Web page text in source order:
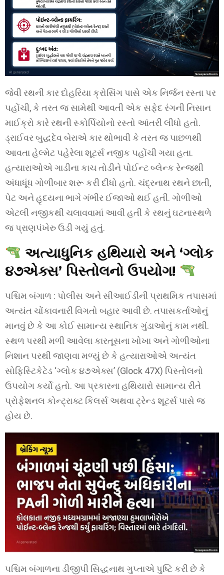
જેવી રથની કાર દોહરિયા ક્રોસિંગ પાસે એક નિર્જન રસ્તા પર
પહોંચી, કે તરત જ સામેથી આવતી એક સફેદ રંગની નિસાન
માઈક્રો કારે રથની સ્કોર્પિયોનો રસ્તો આંતરી લીધો હતો.
ડ્રાઈવર બુદ્ધદેવ બેરાએ કાર થોભાવી કે તરત જ પાછળથી
આવતા હેલ્મેટ પહેરેલા શૂટર્સ નજીક પહોંચી ગયા હતા.
હત્યારાઓએ ગાડીના કાચ તોડીને પોઈન્ટ બ્લેન્ક રેન્જથી
અંધાધૂંધ ગોળીબાર શરૂ કરી દીધો હતો. ચંદ્રનાથ રથને છાતી,
પેટ અને હૃદયના ભાગે ગંભીર ઈજાઓ થઈ હતી. ગોળીઓ
એટલી નજીકથી ચલાવવામાં આવી હતી કે રથનું ઘટનાસ્થળે
જ પ્રાણપંખેરુ ઉડી ગયું હતું.
અત્યાધુનિક હથિયારો અને ‘ગ્લોક
૪૭એક્સ’ પિસ્તોલનો ઉપયોગ!
પશ્ચિમ બંગાળ : પોલીસ અને સીઆઈડીની પ્રાથમિક તપાસમાં
અત્યંત ચોંકાવનારી વિગતો બહાર આવી છે. તપાસકર્તાઓનું
માનવું છે કે આ કોઈ સામાન્ય સ્થાનિક ગુંડાઓનું કામ નથી.
સ્થળ પરથી મળી આવેલા કારતૂસના ખોખા અને ગોળીઓના
નિશાન પરથી જાણવા મળ્યું છે કે હત્યારાઓએ અત્યંત
સોફિસ્ટિકેટેડ ‘ગ્લોક ૪૭એક્સ’ (Glock 47X) પિસ્તોલનો
ઉપયોગ કર્યો હતો. આ પ્રકારના હથિયારો સામાન્ય રીતે
પ્રોફેશનલ કોન્ટ્રાક્ટ કિલર્સ અથવા ટ્રેન્ડ શૂટર્સ પાસે જ
હોય છે.
પશ્ચિમ બંગાળના ડીજીપી સિદ્ધનાથ ગુપ્તાએ પુષ્ટિ કરી છે કે